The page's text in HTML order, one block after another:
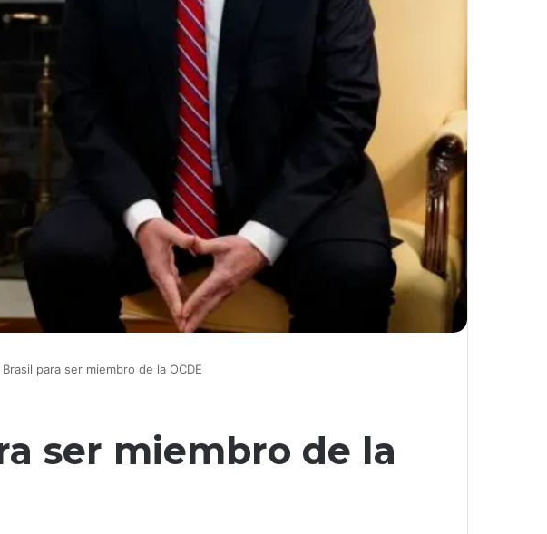
para ser miembro de la OCDE
ser miembro de la